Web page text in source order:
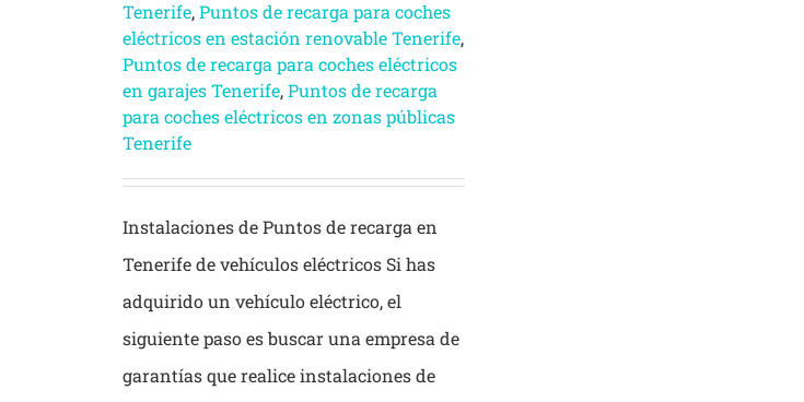
Tenerife,Puntos de recarga para coches
eléctricos en estación renovable Tenerife,
Puntos de recarga para coches eléctricos
en garajes Tenerife,Puntos de recarga
para coches eléctricos en zonas públicas
Tenerife
Instalaciones de Puntos de recarga en
Tenerife de vehículos eléctricos Si has
adquirido un vehículo eléctrico, el
siguiente paso es buscar una empresa de
garantías que realice instalaciones de